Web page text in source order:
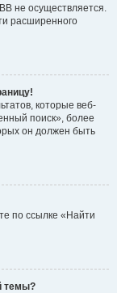
не осуществляется.
расширенного
которые веб-
поиск», более
он должен быть
по ссылке «Найти
темы?